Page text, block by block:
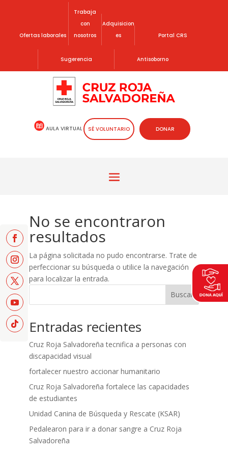
Ofertas laborales
Trabaja
con
nosotros
Adquisicion
es
Portal CRS
Sugerencia Antisoborno
AULA VIRTUAL SÉ VOLUNTARIO DONAR
No se encontraron
resultados
La página solicitada no pudo encontrarse. Trate de
perfeccionar su búsqueda o utilice la navegación
para localizar la entrada.
Buscar
Entradas recientes
Cruz Roja Salvadoreña tecnifica a personas con
discapacidad visual
fortalecer nuestro accionar humanitario
Cruz Roja Salvadoreña fortalece las capacidades
de estudiantes
Unidad Canina de Búsqueda y Rescate (KSAR)
Pedalearon para ir a donar sangre a Cruz Roja
Salvadoreña